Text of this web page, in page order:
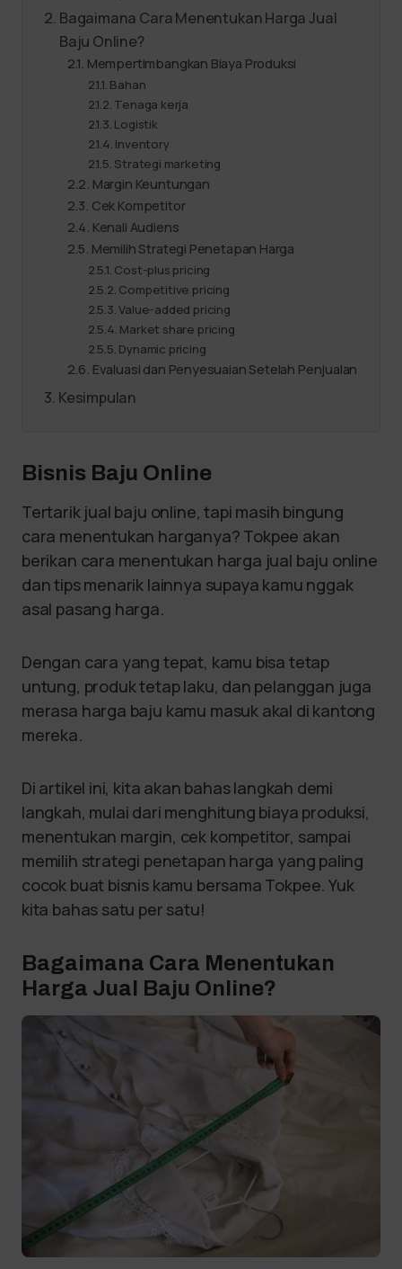
Bagaimana Cara Menentukan Harga Jual
Baju Online?
Mempertimbangkan Biaya Produksi
Bahan
Tenaga kerja
Logistik
Inventory
Strategi marketing
Margin Keuntungan
Cek Kompetitor
Kenali Audiens
Memilih Strategi Penetapan Harga
Cost-plus pricing
Competitive pricing
Value-added pricing
Market share pricing
Dynamic pricing
Evaluasi dan Penyesuaian Setelah Penjualan
Kesimpulan
Bisnis Baju Online
Tertarik jual baju online, tapi masih bingung
cara menentukan harganya? Tokpee akan
berikan cara menentukan harga jual baju online
dan tips menarik lainnya supaya kamu nggak
asal pasang harga.
Dengan cara yang tepat, kamu bisa tetap
untung, produk tetap laku, dan pelanggan juga
merasa harga baju kamu masuk akal di kantong
mereka.
Di artikel ini, kita akan bahas langkah demi
langkah, mulai dari menghitung biaya produksi,
menentukan margin, cek kompetitor, sampai
memilih strategi penetapan harga yang paling
cocok buat bisnis kamu bersama Tokpee. Yuk
kita bahas satu per satu!
Bagaimana Cara Menentukan
Harga Jual Baju Online?